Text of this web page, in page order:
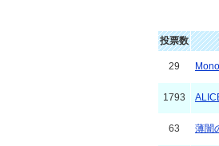
投票数
29
1793
63 薄闇